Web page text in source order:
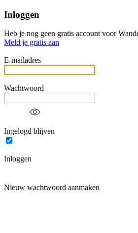
Inloggen
Heb je nog geen gratis account voor
Meld je gratis aan
E-mailadres
Wachtwoord
Ingelogd blijven
Inloggen
Nieuw wachtwoord aanmaken